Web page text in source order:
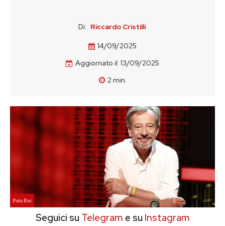
Di: Riccardo Cristilli
14/09/2025
Aggiornato il: 13/09/2025
2min.
Foto Rai
Seguici su Telegram e su Instagram